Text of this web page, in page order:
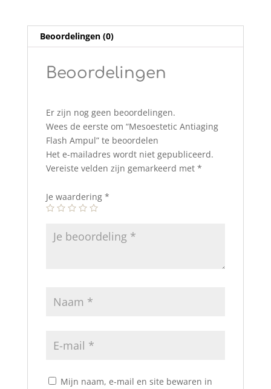
Beoordelingen (0)
Beoordelingen
Er zijn nog geen beoordelingen.
Wees de eerste om “Mesoestetic Antiaging
Flash Ampul” te beoordelen
Het e-mailadres wordt niet gepubliceerd.
Vereiste velden zijn gemarkeerd met *
Je waardering *
Mijn naam, e-mail en site bewaren in